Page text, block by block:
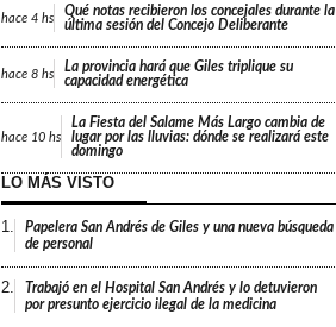
hace 4 hs
Qué notas recibieron los concejales durante la
última sesión del Concejo Deliberante
hace 8 hs
La provincia hará que Giles triplique su
capacidad energética
hace 10 hs
La Fiesta del Salame Más Largo cambia de
lugar por las lluvias: dónde se realizará este
domingo
LO MÁS VISTO
1.
Papelera San Andrés de Giles y una nueva búsqueda
de personal
2.
Trabajó en el Hospital San Andrés y lo detuvieron
por presunto ejercicio ilegal de la medicina